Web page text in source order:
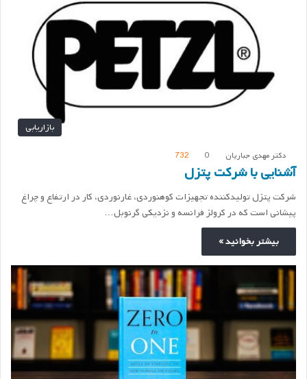
بازاریابی
دکتر مهدی جباریان 0
732
آشنایی با شرکت پتزل
شرکت پتزل تولیدکننده تجهیزات کوهنوردی، غارنوردی، کار در ارتفاع و چراغ
پیشانی است که در کرولز فرانسه و نزدیکی گرنوبل…
بیشتر بخوانید »